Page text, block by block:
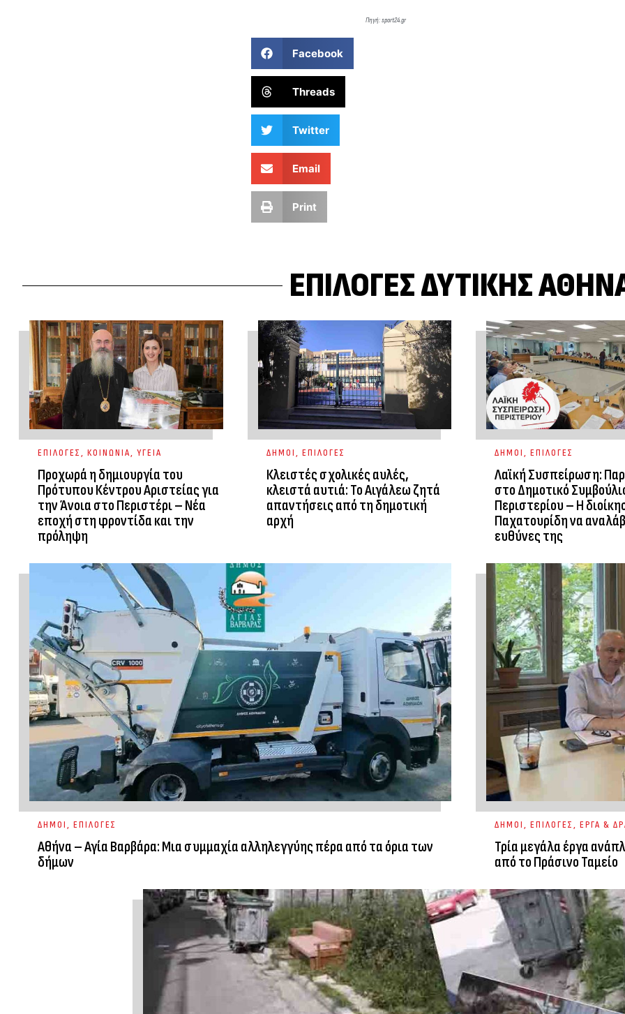
Πηγή: sport24.gr
Facebook
Threads
Twitter
Email
Print
ΕΠΙΛΟΓΈΣ ΔΥΤΙΚΉΣ
ΕΠΙΛΟΓΕΣ, ΚΟΙΝΩΝΙΑ, ΥΓΕΙΑ
Προχωρά η δημιουργία του
Πρότυπου Κέντρου Αριστείας για
την Άνοια στο Περιστέρι – Νέα
εποχή στη φροντίδα και την
πρόληψη
ΔΗΜΟΙ, ΕΠΙΛΟΓΕΣ
Κλειστές σχολικές αυλές,
κλειστά αυτιά: Το Αιγάλεω ζητά
απαντήσεις από τη δημοτική
αρχή
ΔΗΜΟΙ, ΕΠΙΛΟΓΕΣ
Λαϊκή Συσπείρωση:
στο Δημοτικό
Περιστερίου – Η
Παχατουρίδη να
ευθύνες της
ΔΗΜΟΙ, ΕΠΙΛΟΓΕΣ
Αθήνα – Αγία Βαρβάρα: Μια συμμαχία αλληλεγγύης πέρα από τα όρια των
δήμων
ΔΗΜΟΙ, ΕΠΙΛΟΓΕΣ, ΕΡΓΑ &
Τρία μεγάλα έργα
από το Πράσινο Ταμείο